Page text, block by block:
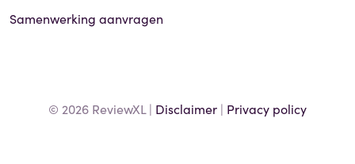
Samenwerking aanvragen
© 2026 ReviewXL | Disclaimer | Privacy policy